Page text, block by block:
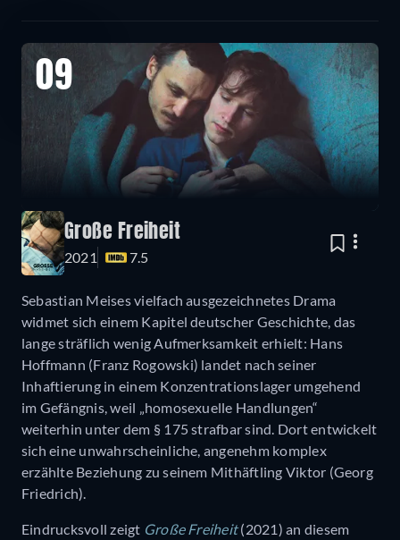
09
Große Freiheit
2021 7.5
Sebastian Meises vielfach ausgezeichnetes Drama
widmet sich einem Kapitel deutscher Geschichte, das
lange sträflich wenig Aufmerksamkeit erhielt: Hans
Hoffmann (Franz Rogowski) landet nach seiner
Inhaftierung in einem Konzentrationslager umgehend
im Gefängnis, weil „homosexuelle Handlungen“
weiterhin unter dem § 175 strafbar sind. Dort entwickelt
sich eine unwahrscheinliche, angenehm komplex
erzählte Beziehung zu seinem Mithäftling Viktor (Georg
Friedrich).
Eindrucksvoll zeigt Große Freiheit(2021) an diesem